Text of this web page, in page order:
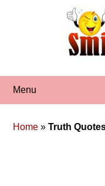
Menu
Home »Truth